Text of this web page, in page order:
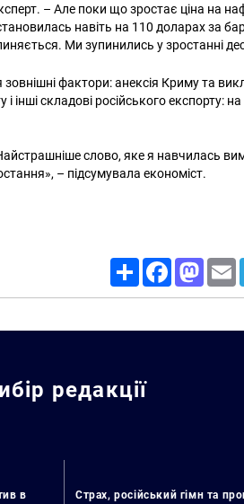
– Але поки що зростає ціна на
навіть на 110 доларах за
Ми зупинились у зростанні
зовнішні фактори: анексія Криму та
інші складові російського експорту:
слово, яке я навчилась
– підсумувала економіст.
Share Facebook
редакції
в
Страх, російський гімн та